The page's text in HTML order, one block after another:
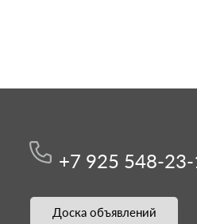
+7 925 548-
Доска объявлений